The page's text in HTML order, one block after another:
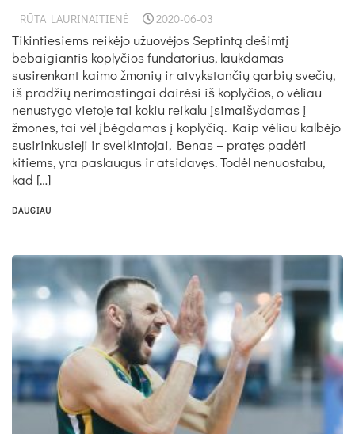
RŪTA LAURINAITIENĖ 2020-06-03
Tikintiesiems reikėjo užuovėjos Septintą dešimtį
bebaigiantis koplyčios fundatorius, laukdamas
susirenkant kaimo žmonių ir atvykstančių garbių svečių,
iš pradžių nerimastingai dairėsi iš koplyčios, o vėliau
nenustygo vietoje tai kokiu reikalu įsimaišydamas į
žmones, tai vėl įbėgdamas į koplyčią. Kaip vėliau kalbėjo
susirinkusieji ir sveikintojai, Benas – pratęs padėti
kitiems, yra paslaugus ir atsidavęs. Todėl nenuostabu,
kad […]
DAUGIAU